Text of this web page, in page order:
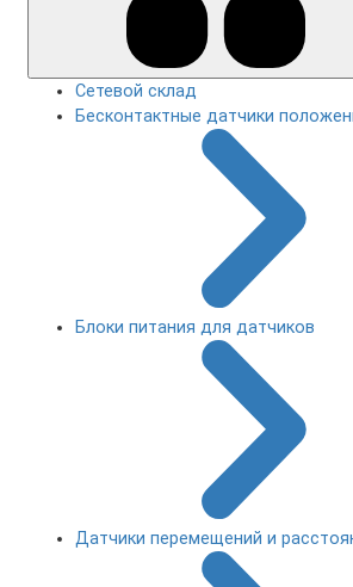
Сетевой склад
Бесконтактные датчики
Блоки питания для датчиков
Датчики перемещений и